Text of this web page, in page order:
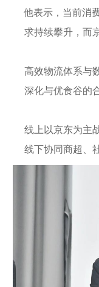
他表示，当前消
求持续攀升，而
高效物流体系与
深化与优食谷的
线上以京东为主
线下协同商超、